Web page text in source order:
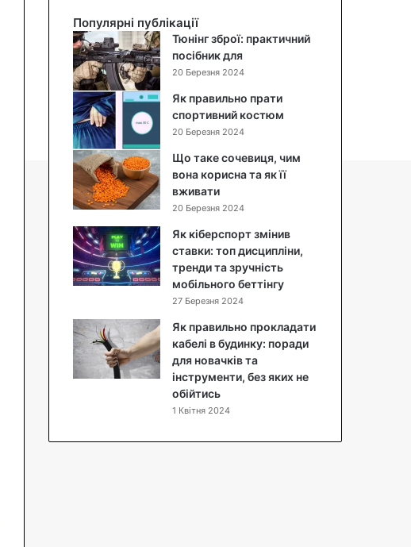
с
а
л
а
т
:
п
о
к
р
о
к
о
в
и
й
ц
е
п
т
т
Популярні публікації
Тюнінг зброї: практичний
посібник для
20 Березня 2024
Як правильно прати
спортивний костюм
20 Березня 2024
Що таке сочевиця, чим
вона корисна та як її
вживати
20 Березня 2024
Як кіберспорт змінив
ставки: топ дисципліни,
тренди та зручність
мобільного беттінгу
27 Березня 2024
Як правильно прокладати
кабелі в будинку: поради
для новачків та
інструменти, без яких не
обійтись
1 Квітня 2024